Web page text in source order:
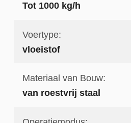
Tot 1000 kg/h
Voertype:
vloeistof
Materiaal van Bouw:
van roestvrij staal